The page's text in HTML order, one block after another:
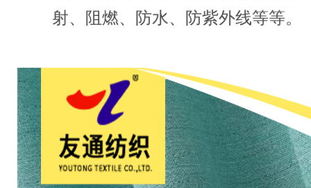
射、阻燃、防水、防紫外线等等。